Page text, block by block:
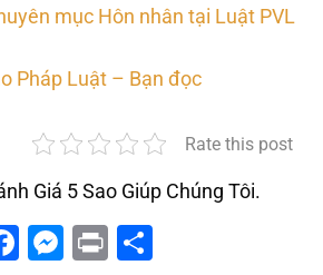
mục Hôn nhân tại Luật PVL
Pháp Luật – Bạn đọc
Rate this post
Giá 5 Sao Giúp Chúng Tôi.
Facebook
Messenger
Print